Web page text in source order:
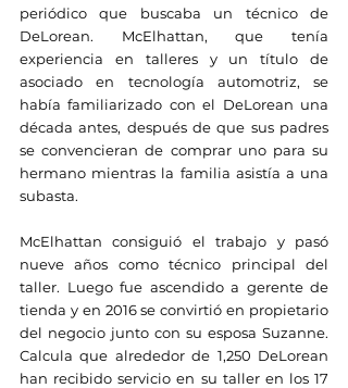
periódico que buscaba un técnico de
DeLorean. McElhattan, que tenía
experiencia en talleres y un título de
asociado en tecnología automotriz, se
había familiarizado con el DeLorean una
década antes, después de que sus padres
se convencieran de comprar uno para su
hermano mientras la familia asistía a una
subasta.
McElhattan consiguió el trabajo y pasó
nueve años como técnico principal del
taller. Luego fue ascendido a gerente de
tienda y en 2016 se convirtió en propietario
del negocio junto con su esposa Suzanne.
Calcula que alrededor de 1,250 DeLorean
han recibido servicio en su taller en los 17